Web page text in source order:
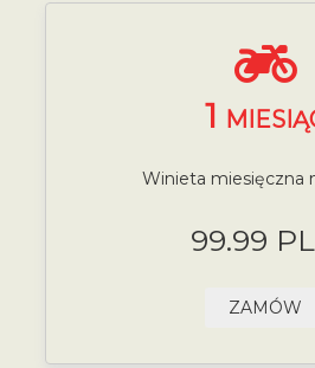
1
Winieta miesięczna
99.99
ZAMÓW